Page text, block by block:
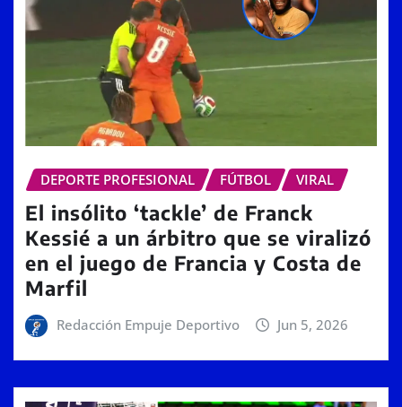
DEPORTE PROFESIONAL FÚTBOL VIRAL
El insólito ‘tackle’ de Franck
Kessié a un árbitro que se viralizó
en el juego de Francia y Costa de
Marfil
Redacción Empuje Deportivo Jun 5, 2026